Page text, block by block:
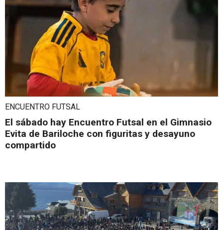
ENCUENTRO FUTSAL
El sábado hay Encuentro Futsal en el Gimnasio
Evita de Bariloche con figuritas y desayuno
compartido